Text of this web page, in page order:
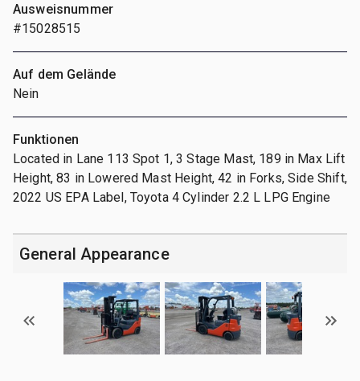
Ausweisnummer
#15028515
Auf dem Gelände
Nein
Funktionen
Located in Lane 113 Spot 1, 3 Stage Mast, 189 in Max Lift
Height, 83 in Lowered Mast Height, 42 in Forks, Side Shift,
2022 US EPA Label, Toyota 4 Cylinder 2.2 L LPG Engine
General Appearance